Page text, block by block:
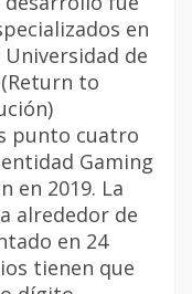
en
de
to
punto cuatro
Gaming
en 2019. La
alrededor de
en 24
tienen que